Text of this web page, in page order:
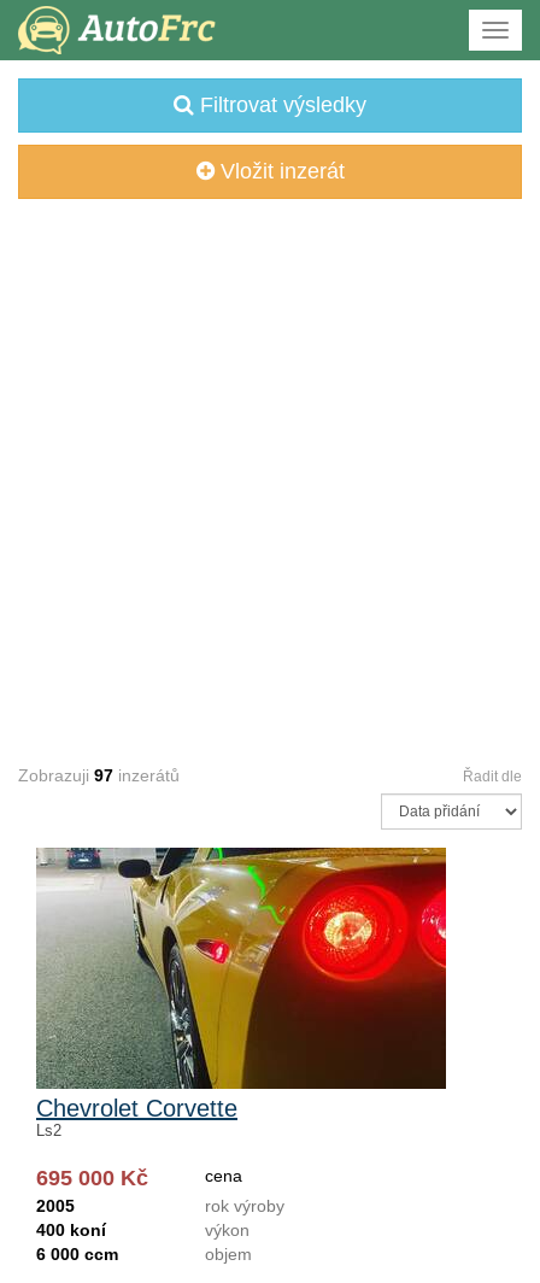
Filtrovat výsledky
Vložit inzerát
Řadit dle
Zobrazuji 97 inzerátů
Chevrolet Corvette
Ls2
695 000 Kč
cena
2005
rok výroby
400 koní
výkon
6 000 ccm
objem